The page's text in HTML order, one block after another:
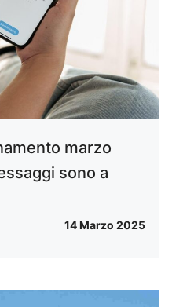
marzo
sono a
14 Marzo 2025